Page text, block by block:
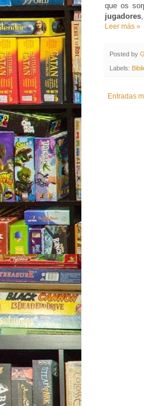
que os
jugadores
Leer más »
Posted by
Labels:
Entradas